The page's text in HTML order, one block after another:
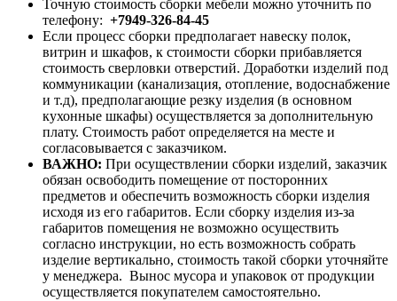
Точную стоимость сборки мебели можно уточнить по
телефону: +7949-326-84-45
Если процесс сборки предполагает навеску полок,
витрин и шкафов, к стоимости сборки прибавляется
стоимость сверловки отверстий. Доработки изделий под
коммуникации (канализация, отопление, водоснабжение
и т.д), предполагающие резку изделия (в основном
кухонные шкафы) осуществляется за дополнительную
плату. Стоимость работ определяется на месте и
согласовывается с заказчиком.
ВАЖНО: При осуществлении сборки изделий, заказчик
обязан освободить помещение от посторонних
предметов и обеспечить возможность сборки изделия
исходя из его габаритов. Если сборку изделия из-за
габаритов помещения не возможно осуществить
согласно инструкции, но есть возможность собрать
изделие вертикально, стоимость такой сборки уточняйте
у менеджера. Вынос мусора и упаковок от продукции
осуществляется покупателем самостоятельно.